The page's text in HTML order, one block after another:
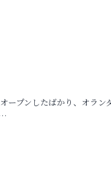
ープンしたばかり、オラン